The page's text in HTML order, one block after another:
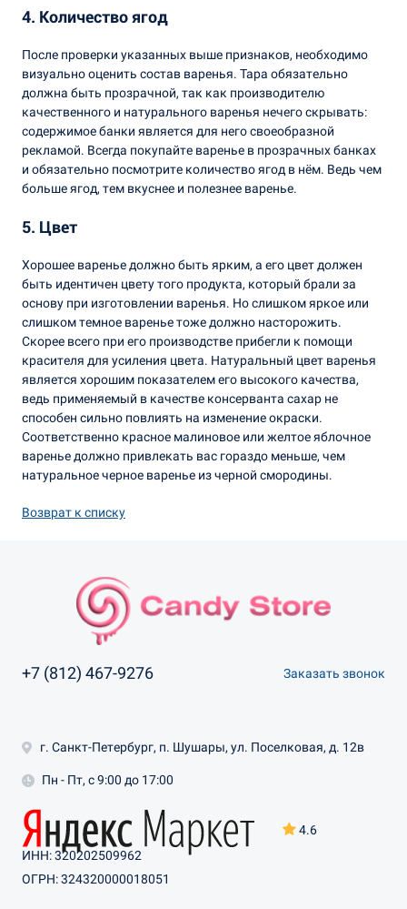
4. Количество ягод
После проверки указанных выше признаков, необходимо
визуально оценить состав варенья. Тара обязательно
должна быть прозрачной, так как производителю
качественного и натурального варенья нечего скрывать:
содержимое банки является для него своеобразной
рекламой. Всегда покупайте варенье в прозрачных банках
и обязательно посмотрите количество ягод в нём. Ведь чем
больше ягод, тем вкуснее и полезнее варенье.
5. Цвет
Хорошее варенье должно быть ярким, а его цвет должен
быть идентичен цвету того продукта, который брали за
основу при изготовлении варенья. Но слишком яркое или
слишком темное варенье тоже должно насторожить.
Скорее всего при его производстве прибегли к помощи
красителя для усиления цвета. Натуральный цвет варенья
является хорошим показателем его высокого качества,
ведь применяемый в качестве консерванта сахар не
способен сильно повлиять на изменение окраски.
Соответственно красное малиновое или желтое яблочное
варенье должно привлекать вас гораздо меньше, чем
натуральное черное варенье из черной смородины.
Возврат к списку
+7 (812) 467-9276 Заказать звонок
4.6
г. Санкт-Петербург, п. Шушары, ул. Поселковая, д. 12в
Пн - Пт, с 9:00 до 17:00
ИНН: 320202509962
ОГРН: 324320000018051